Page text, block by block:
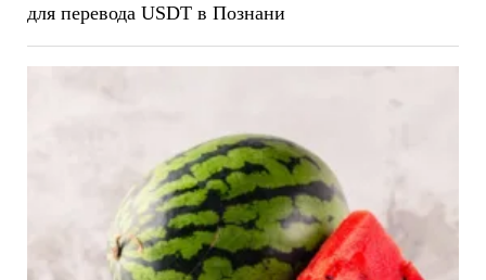
для перевода USDT в Познани